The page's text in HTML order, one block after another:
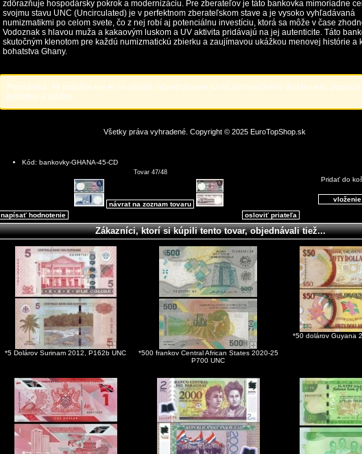
zdôrazňuje hospodársky pokrok a modernizáciu. Pre zberateľov je táto bankovka mimoriadne
svojmu stavu UNC (Uncirculated) je v perfektnom zberateľskom stave a je vysoko vyhľadávaná
numizmatikmi po celom svete, čo z nej robí aj potenciálnu investíciu, ktorá sa môže v čase
Vodoznak s hlavou muža a kakaovým luskom a UV aktivita pridávajú na jej autenticite. Táto
skutočným klenotom pre každú numizmatickú zbierku a zaujímavou ukážkou menovej histórie a
bohatstva Ghany.
Poznámka: Ak položka nie je na sklade, objednávame ju od zahraničného dodávateľa,
približne 2 týždne.
Všetky práva vyhradené. Copyright © 2025 EuroTopShop.sk
Pridať do
Kód: bankovky-GHANA-45-CD
Tovar 47/48
návrat na zoznam tovaru
osloviť priateľa
napísať hodnotenie
Zákazníci, ktorí si kúpili tento tovar, objednávali tiež...
*5 Dolárov Surinam 2012, P162b UNC
*500 frankov Central African States 2020-25
P700 UNC
*50 dolárov Guyana